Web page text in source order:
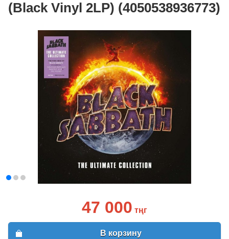
(Black Vinyl 2LP) (4050538936773)
47 000 тңг
В корзину